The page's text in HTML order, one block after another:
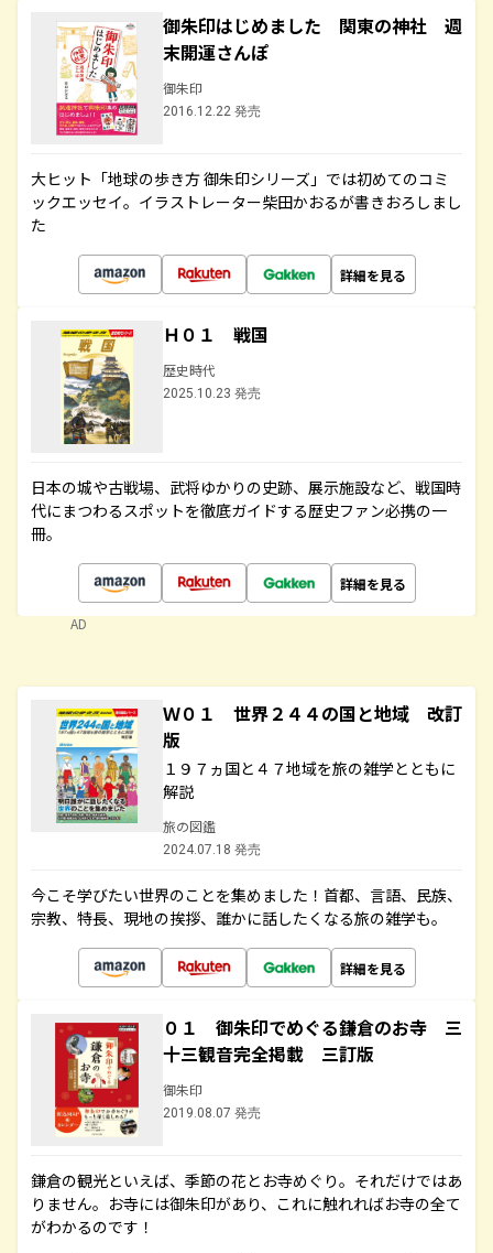
御朱印はじめました 関東の神社 週
末開運さんぽ
御朱印
2016.12.22 発売
大ヒット「地球の歩き方 御朱印シリーズ」では初めてのコミ
ックエッセイ。イラストレーター柴田かおるが書きおろしまし
た
詳細を見る
Ｈ０１ 戦国
歴史時代
2025.10.23 発売
日本の城や古戦場、武将ゆかりの史跡、展示施設など、戦国時
代にまつわるスポットを徹底ガイドする歴史ファン必携の一
冊。
詳細を見る
AD
Ｗ０１ 世界２４４の国と地域 改訂
版
１９７ヵ国と４７地域を旅の雑学とともに
解説
旅の図鑑
2024.07.18 発売
今こそ学びたい世界のことを集めました！首都、言語、民族、
宗教、特長、現地の挨拶、誰かに話したくなる旅の雑学も。
詳細を見る
０１ 御朱印でめぐる鎌倉のお寺 三
十三観音完全掲載 三訂版
御朱印
2019.08.07 発売
鎌倉の観光といえば、季節の花とお寺めぐり。それだけではあ
りません。お寺には御朱印があり、これに触れればお寺の全て
がわかるのです！